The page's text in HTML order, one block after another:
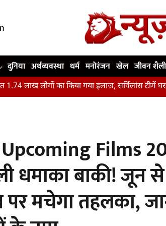
दुनिया अर्थव्यवस्था धर्म मनोरंजन खेल जीवन शैली
का किया गया इलाज, सर्विलांस टीमें घर-घर कर
Films
धमाका बाकी! जून
मचेगा तहलका,